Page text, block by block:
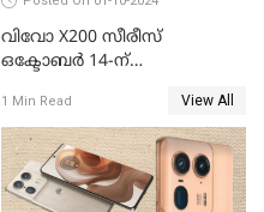
വിവോ X200 സീരീസ്
ഒക്ടോബർ 14-ന്
വിവരങ്ങൾ പുറത്ത്
1 Min Read View All